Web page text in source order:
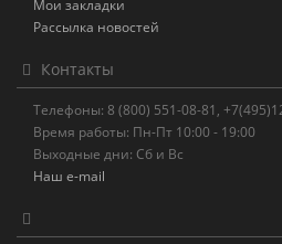
Мои закладки
Рассылка новостей
Контакты
Телефоны: 8 (800) 551-08-81,
Время работы: Пн-Пт 10:00 - 19:00
Выходные дни: Сб и Вс
Наш e-mail